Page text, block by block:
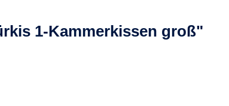
1-Kammerkissen groß"